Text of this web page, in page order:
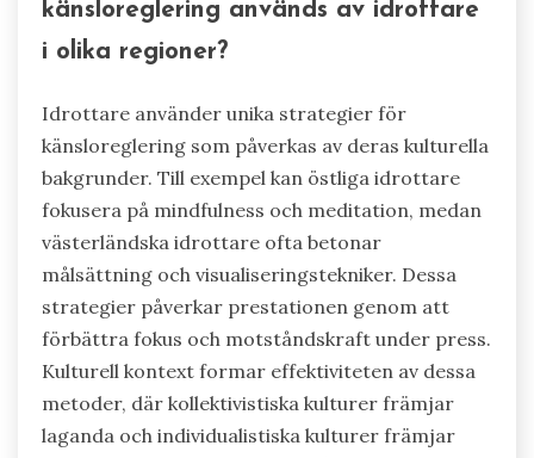
känsloreglering används av idrottare
i olika regioner?
Idrottare använder unika strategier för
känsloreglering som påverkas av deras kulturella
bakgrunder. Till exempel kan östliga idrottare
fokusera på mindfulness och meditation, medan
västerländska idrottare ofta betonar
målsättning och visualiseringstekniker. Dessa
strategier påverkar prestationen genom att
förbättra fokus och motståndskraft under press.
Kulturell kontext formar effektiviteten av dessa
metoder, där kollektivistiska kulturer främjar
laganda och individualistiska kulturer främjar